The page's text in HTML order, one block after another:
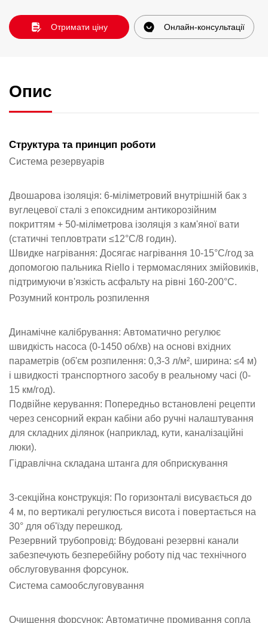
Отримати ціну Онлайн-консультації
Опис
Структура та принцип роботи
Система резервуарів
Двошарова ізоляція: 6-міліметровий внутрішній бак з
вуглецевої сталі з епоксидним антикорозійним
покриттям + 50-міліметрова ізоляція з кам'яної вати
(статичні тепловтрати ≤12°C/8 годин).
Швидке нагрівання: Досягає нагрівання 10-15°C/год за
допомогою пальника Riello і термомасляних змійовиків,
підтримуючи в'язкість асфальту на рівні 160-200°C.
Розумний контроль розпилення
Динамічне калібрування: Автоматично регулює
швидкість насоса (0-1450 об/хв) на основі вхідних
параметрів (об'єм розпилення: 0,3-3 л/м², ширина: ≤4 м)
і швидкості транспортного засобу в реальному часі (0-
15 км/год).
Подвійне керування: Попередньо встановлені рецепти
через сенсорний екран кабіни або ручні налаштування
для складних ділянок (наприклад, кути, каналізаційні
люки).
Гідравлічна складана штанга для обприскування
3-секційна конструкція: По горизонталі висувається до
4 м, по вертикалі регулюється висота і повертається на
30° для об'їзду перешкод.
Резервний трубопровід: Вбудовані резервні канали
забезпечують безперебійну роботу під час технічного
обслуговування форсунок.
Система самообслуговування
Очищення форсунок: Автоматичне промивання сопла